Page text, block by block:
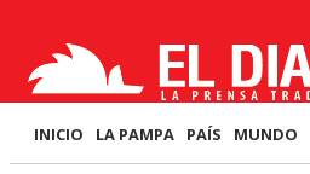
INICIO LA PAMPA PAÍS MUNDO